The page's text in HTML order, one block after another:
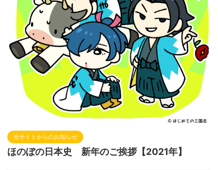
当サイトからのお知らせ
ほのぼの日本史 新年のご挨拶【2021年】